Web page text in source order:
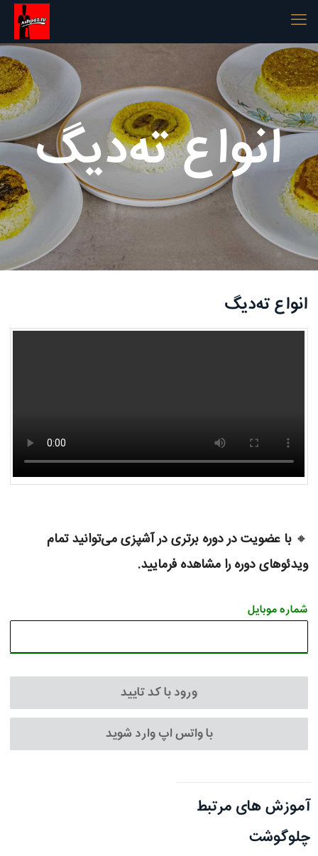
انواع ته‌دیگ
انواع ته‌دیگ
🔸با عضویت در دوره برتری در آشپزی می‌توانید تمام
ویدئوهای دوره را مشاهده فرمایید.
شماره موبایل
ورود با کد تایید
با واتس اپ وارد شوید
آموزش های مرتبط
چلوگوشت